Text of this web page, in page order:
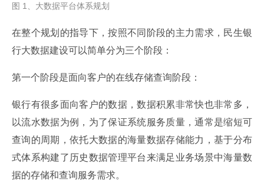
图 1、大数据平台体系规划
在整个规划的指导下，按照不同阶段的主力需求，民生银
行大数据建设可以简单分为三个阶段：
第一个阶段是面向客户的在线存储查询阶段：
银行有很多面向客户的数据，数据积累非常快也非常多，
以流水数据为例，为了保证系统服务质量，通常是缩短可
查询的周期，依托大数据的海量数据存储能力，基于分布
式体系构建了历史数据管理平台来满足业务场景中海量数
据的存储和查询服务需求。